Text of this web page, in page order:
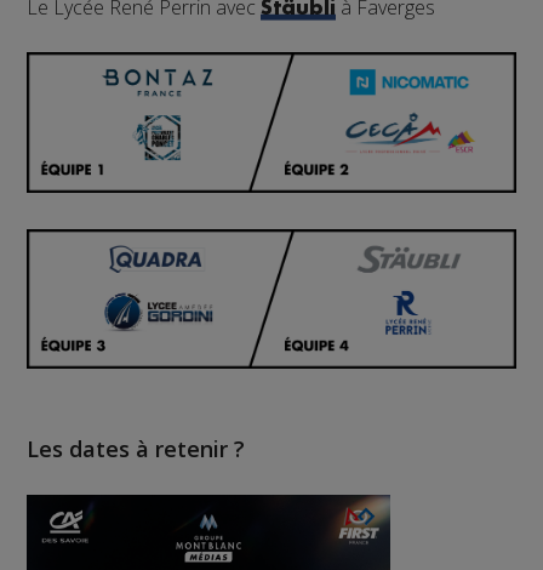
Le Lycée René Perrin avecStäubli à Faverges
Les dates à retenir ?